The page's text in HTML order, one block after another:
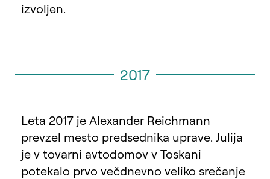
izvoljen.
2017
Leta 2017 je Alexander Reichmann
prevzel mesto predsednika uprave. Julija
je v tovarni avtodomov v Toskani
potekalo prvo večdnevno veliko srečanje